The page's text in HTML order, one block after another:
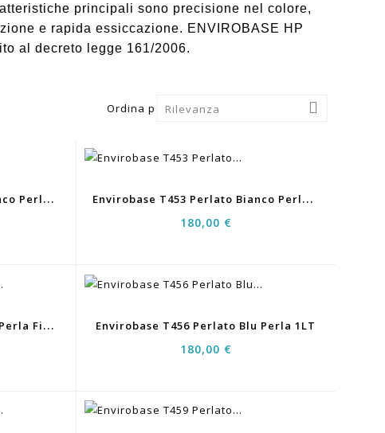
principali sono precisione nel colore,
e rapida essiccazione. ENVIROBASE HP
al decreto legge 161/2006.
Ordina per:Rilevanza 
E
Nvirobase T452 Perlato Bianco Perla Fine 0,5LT E
Nvirobase T453 Perlato Bianco Perla 1LT
180,00 €
E
Nvirobase T455 Perlato Blu Perla Fine 0,5LT Envirobase T456 Perlato Blu Perla 1LT
180,00 €